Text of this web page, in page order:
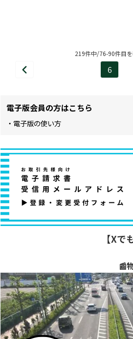
219件中/76-90件目
前
6
ペ
電子版会員の方はこちら
・電子版の使い方
【Xで
📰